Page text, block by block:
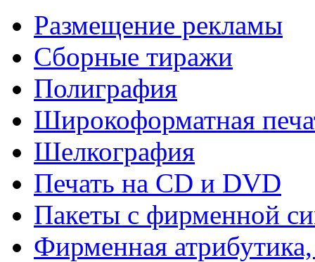
Размещение рекламы
Сборные тиражи
Полиграфия
Широкоформатная
Шелкография
Печать на СD и DVD
Пакеты с фирменной
Фирменная